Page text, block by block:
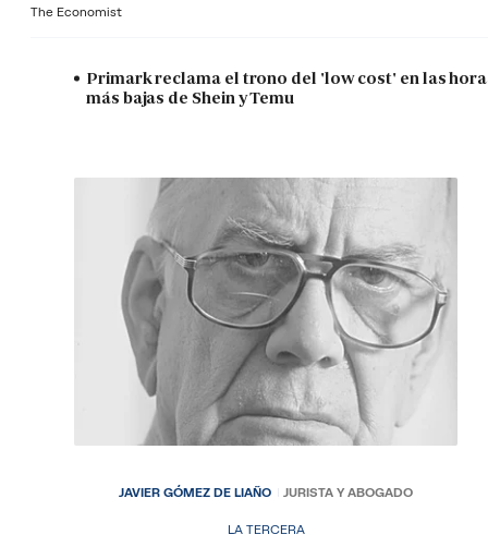
The Economist
Primark reclama el trono del 'low cost' en las
más bajas de Shein y Temu
LA TERCERA
JAVIER GÓMEZ DE LIAÑO JURISTA Y ABOGADO